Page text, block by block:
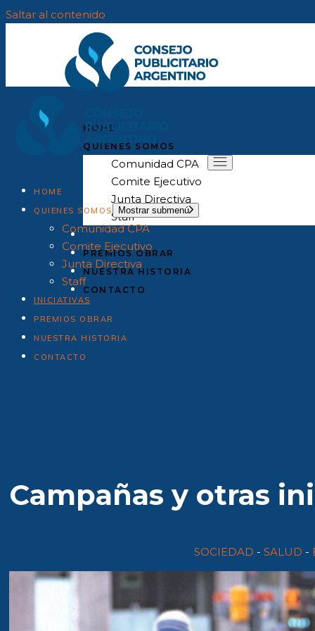
Saltar al contenido
HOME
QUIENES SOMOS
Comunidad CPA
Comite Ejecutivo
Junta Directiva
Staff
INICIATIVAS
PREMIOS OBRAR
NUESTRA HISTORIA
CONTACTO
HOME
QUIENES SOMOS
Mostrar submenú
Comunidad CPA
Comite Ejecutivo
Junta Directiva
Staff
INICIATIVAS
PREMIOS OBRAR
NUESTRA HISTORIA
CONTACTO
Campañas y otras
SOCIEDAD - SALUD -